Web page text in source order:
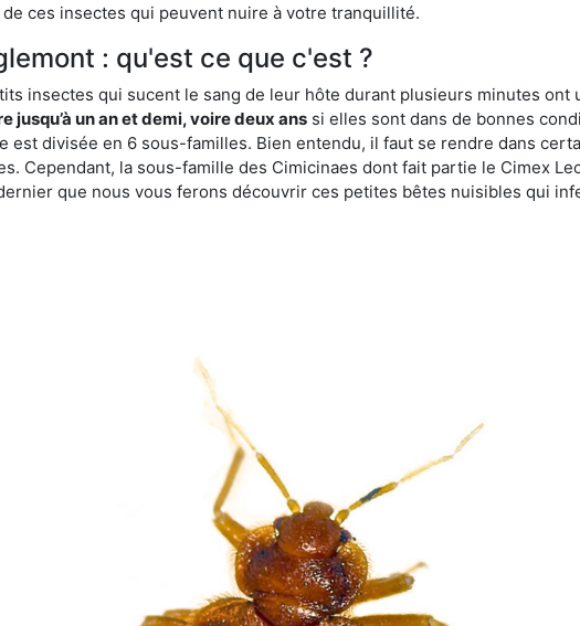
ces insectes qui peuvent nuire à votre tranquillité.
: qu'est ce que c'est ?
insectes qui sucent le sang de leur hôte durant plusieurs minutes
jusqu’à un an et demi, voire deux ans si elles sont dans de bonnes
est divisée en 6 sous-familles. Bien entendu, il faut se rendre dans
Cependant, la sous-famille des Cimicinaes dont fait partie le Cimex
que nous vous ferons découvrir ces petites bêtes nuisibles qui